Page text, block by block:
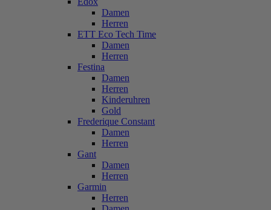
Damen
Herren
ETT Eco Tech Time
Damen
Herren
Festina
Damen
Herren
Kinderuhren
Gold
Frederique Constant
Damen
Herren
Gant
Damen
Herren
Garmin
Herren